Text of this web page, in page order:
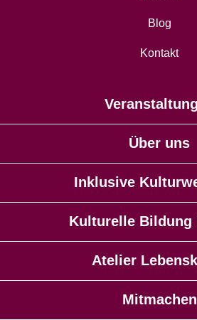
Blog
Kontakt
Über uns
Inklusive
Kulturelle Bildung
Atelier
Mitmachen